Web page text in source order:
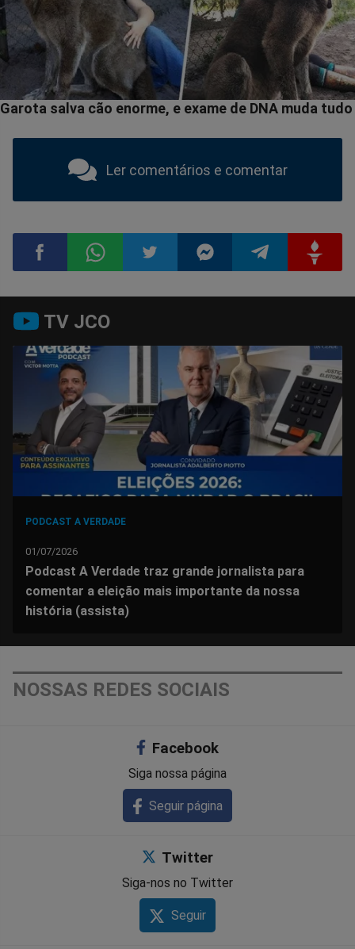
Ler comentários e comentar
Compartilhar
no
Facebook
no
Whatsapp
no
Twitter
no
Messenger
no
Telegram
no
Gettr
TV JCO
PODCAST A VERDADE
01/07/2026
Podcast A Verdade traz grande jornalista para
comentar a eleição mais importante da nossa
história (assista)
NOSSAS REDES SOCIAIS
Facebook
Siga nossa página
Seguir página
Twitter
Siga-nos no Twitter
Seguir